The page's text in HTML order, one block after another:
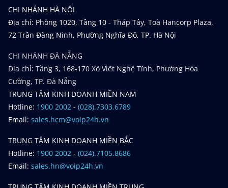
CHI NHÁNH HÀ NỘI
Địa chỉ: Phòng 1020, Tầng 10 - Tháp Tây, Toà Hancorp Plaza,
72 Trần Đăng Ninh, Phường Nghĩa Đô, TP. Hà Nội
CHI NHÁNH ĐÀ NẴNG
Địa chỉ: Tầng 3, 168-170 Xô Viết Nghệ Tĩnh, Phường Hòa
Cường, TP. Đà Nẵng
TRUNG TÂM KINH DOANH MIỀN NAM
Hotline: 1900 2002 - (028).7303.6789
Email: sales.hcm@voip24h.vn
TRUNG TÂM KINH DOANH MIỀN BẮC
Hotline: 1900 2002 - (024).7105.8686
Email: sales.hn@voip24h.vn